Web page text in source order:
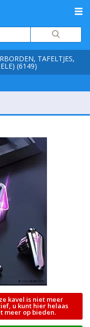
TAFELTJES,
(6149)
kavel is niet meer
u kunt hier helaas
meer op bieden.